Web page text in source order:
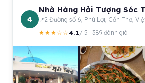
4
Nhà Hàng Hải Tượng Sóc
2 Đường số 6, Phú Lợi, Cần Thơ,
★★★☆☆4.1/ 5 · 389 đánh giá